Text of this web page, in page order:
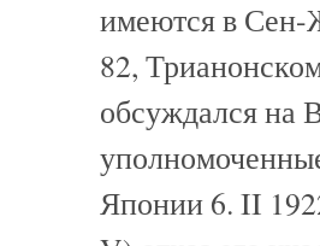
имеются в Сен-
82,
обсуждался на
Японии 6. II